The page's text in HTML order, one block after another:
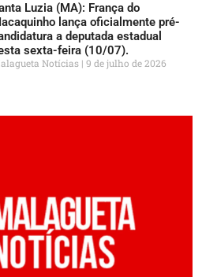
Luzia (MA): França do
lança oficialmente pré-
a deputada estadual
sexta-feira (10/07).
Notícias 9 de julho de 2026